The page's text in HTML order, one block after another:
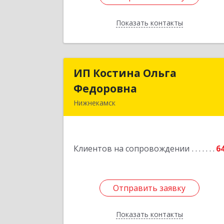
Показать контакты
Назад
ИП Костина Ольга
Федоровна
Нижнекамск
Клиентов на сопровождении
Отправить заявку
Показать контакты
ИП Костина Ольга
Отправить заявку
Назад